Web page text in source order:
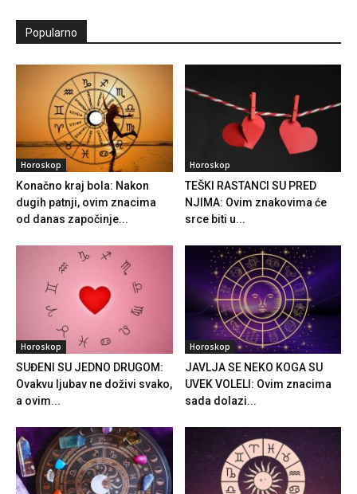
Popularno
Horoskop
Konačno kraj bola: Nakon
dugih patnji, ovim znacima
od danas započinje...
Horoskop
TEŠKI RASTANCI SU PRED
NJIMA: Ovim znakovima će
srce biti u...
Horoskop
SUĐENI SU JEDNO DRUGOM:
Ovakvu ljubav ne doživi svako,
a ovim...
Horoskop
JAVLJA SE NEKO KOGA SU
UVEK VOLELI: Ovim znacima
sada dolazi...